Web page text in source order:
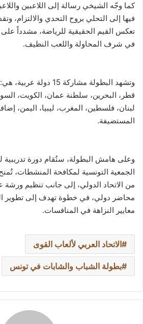
كما وجّه الشيخي رسالة إلى اللاعبين
فيها إلى التحلي بروح التحدي والالتزام،
تعكس القيم الحقيقية للرياضة، مشدداً
في شرف المحاولة واللعب النظيف.
وتشهد البطولة مشاركة 15
قطر، البحرين، سلطنة عمان، الكويت،
لبنان، فلسطين، المغرب، ليبيا، اليمن،
المستضيفة.
وعلى هامش البطولة، ستُقام دورة تدريبية
الجمعية التونسية لمكافحة المنشطات،
من الاتحاد الدولي، إلى جانب تنظيم
محاضر دولي، في خطوة تهدف إلى تطوير
معايير النزاهة في المنافسات.
الاتحاد العربي لألعاب القوى
بطولة الشباب والشابات في تونس